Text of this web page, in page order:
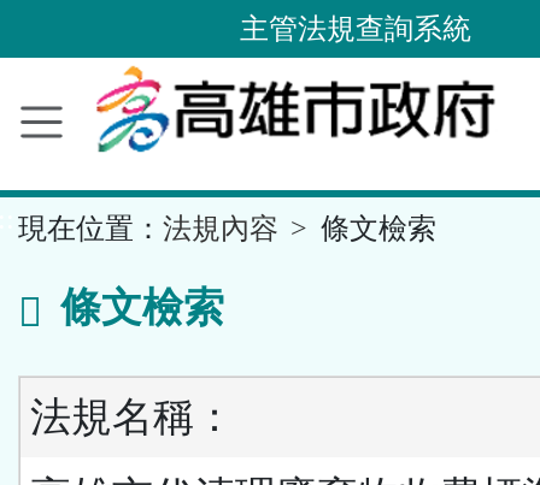
內
容
主管法規查詢系統
現在位置： 法規內容 條文檢索
條文檢索
法規名稱：